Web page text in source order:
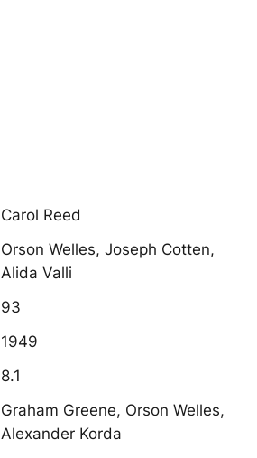
Carol Reed
Orson Welles, Joseph Cotten,
Alida Valli
93
1949
8.1
Graham Greene, Orson Welles,
Alexander Korda